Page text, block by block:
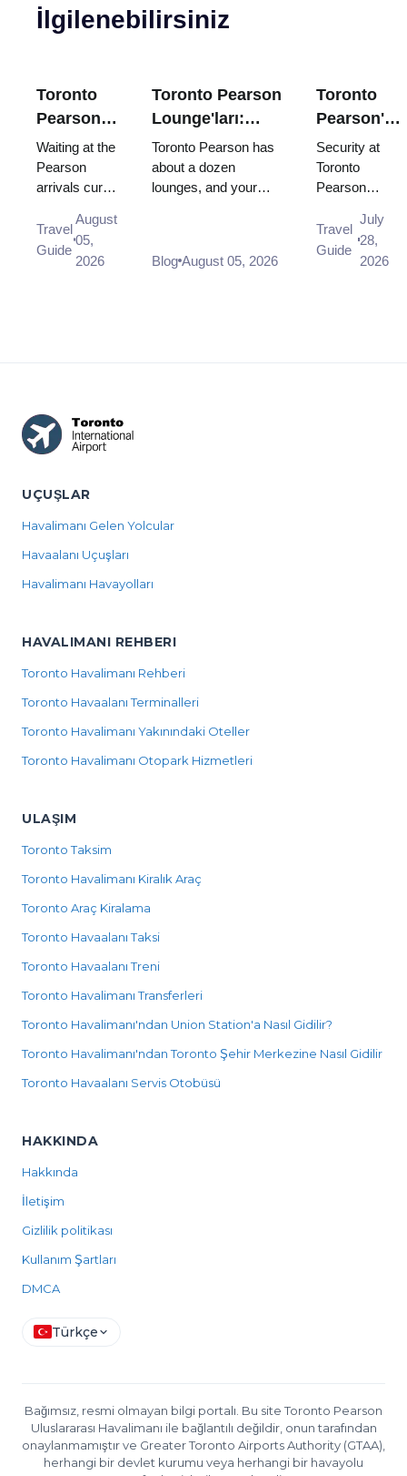
İlgilenebilirsiniz
Toronto
Pearson
Havalimanı
Karşılama:
Nerede
Beklemeli
ve Hangi
Kapı
Waiting at the
Pearson
arrivals curb
and there is
no designated
drop-off area
Travel
Guide
August
05,
2026
Toronto Pearson
Lounge'ları:
Hangisini
Gerçekten
Kullanabilirsiniz?
Toronto Pearson has
about a dozen
lounges, and your
can use before pr...
Blog August 05, 2026
Toronto
Pearson'da
güvenlik
ne kadar
sürüyor?
Security at
Toronto
Pearson
in under 15
minutes, and
CATSA works
Travel
Guide
July
28,
2026
UÇUŞLAR
Havalimanı Gelen Yolcular
Havaalanı Uçuşları
Havalimanı Havayolları
HAVALIMANI REHBERI
Toronto Havalimanı Rehberi
Toronto Havaalanı Terminalleri
Toronto Havalimanı Yakınındaki Oteller
Toronto Havalimanı Otopark Hizmetleri
ULAŞIM
Toronto Taksim
Toronto Havalimanı Kiralık Araç
Toronto Araç Kiralama
Toronto Havaalanı Taksi
Toronto Havaalanı Treni
Toronto Havalimanı Transferleri
Toronto Havalimanı'ndan Union Station'a Nasıl Gidilir?
Toronto Havalimanı'ndan Toronto Şehir Merkezine Nasıl Gidilir
Toronto Havaalanı Servis Otobüsü
HAKKINDA
Hakkında
İletişim
Gizlilik politikası
Kullanım Şartları
DMCA
Türkçe
Bağımsız, resmi olmayan bilgi portalı. Bu site Toronto Pearson
Uluslararası Havalimanı ile bağlantılı değildir, onun tarafından
onaylanmamıştır ve Greater Toronto Airports Authority (GTAA),
herhangi bir devlet kurumu veya herhangi bir havayolu